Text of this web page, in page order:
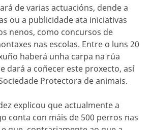
de varias actuacións, dende a
ou a publicidade ata iniciativas
nenos, como concursos de
nas escolas. Entre o luns 20
haberá unha carpa na rúa
dará a coñecer este proxecto, así
Protectora de animais.
explicou que actualmente a
conta con máis de 500 perros nas